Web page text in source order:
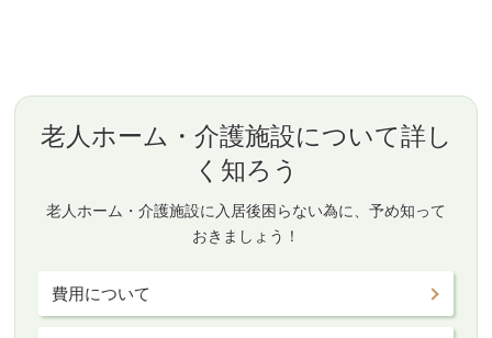
老人ホーム・介護施設について詳し
く知ろう
老人ホーム・介護施設に入居後困らない為に、予め知って
おきましょう！
費用について